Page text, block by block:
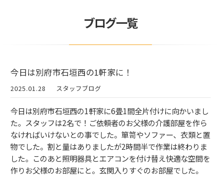
ブログ一覧
今日は別府市石垣西の1軒家に！
2025.01.28 スタッフブログ
今日は別府市石垣西の1軒家に6畳1間全片付けに向かいまし
た。スタッフは2名で！ご依頼者のお父様の介護部屋を作ら
なければいけないとの事でした。箪笥やソファー、衣類と置
物でした。割と量はありましたが2時間半で作業は終わりま
した。このあと照明器具とエアコンを付け替え快適な空間を
作りお父様のお部屋にと。玄関入りすぐのお部屋でした。